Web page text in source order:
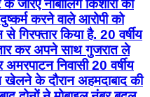
नाबालिग किशोरी को
करने वाले आरोपी को
किया है. 20 वर्षीय
कर अपने साथ गुजरात ले
निवासी 20 वर्षीय
खेलने के दौरान अहमदाबाद की